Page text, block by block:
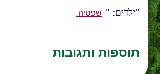
ילדים: שפטיה
תוספות ותגובות